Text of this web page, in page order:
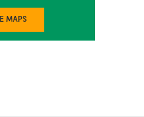
MAPS